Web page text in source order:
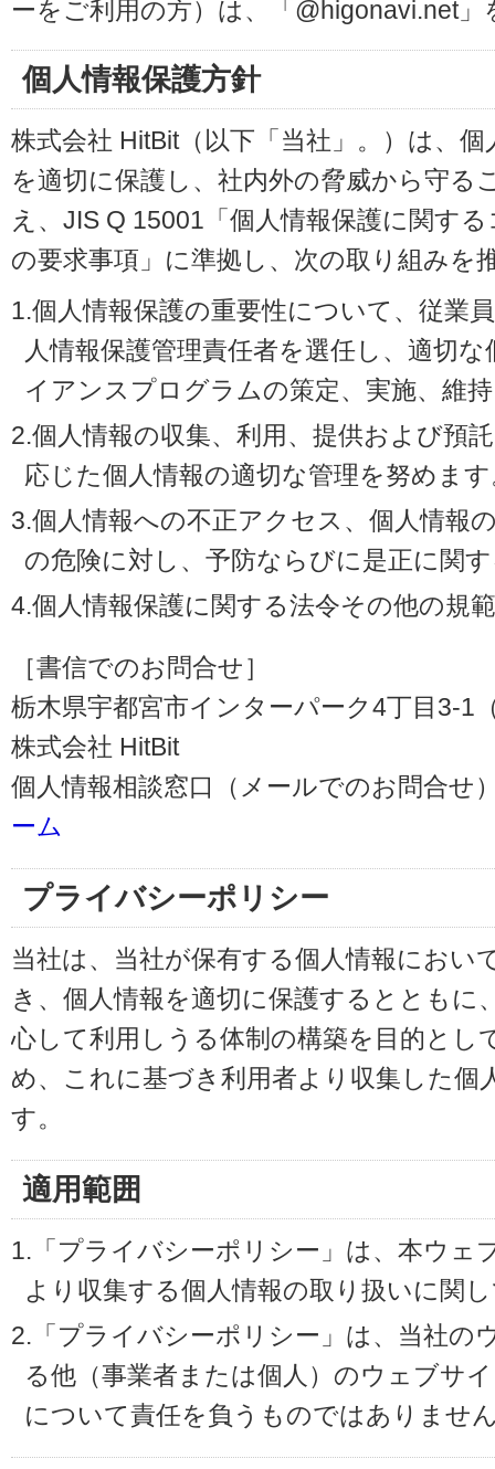
ーをご利用の方）は、「@higonavi.net
個人情報保護方針
株式会社 HitBit（以下「当社」。）は、
を適切に保護し、社内外の脅威から守る
え、JIS Q 15001「個人情報保護に関す
の要求事項」に準拠し、次の取り組みを
1.個人情報保護の重要性について、従業
人情報保護管理責任者を選任し、適切
イアンスプログラムの策定、実施、維
2.個人情報の収集、利用、提供および預
応じた個人情報の適切な管理を努めま
3.個人情報への不正アクセス、個人情報
の危険に対し、予防ならびに是正に関
4.個人情報保護に関する法令その他の規
［書信でのお問合せ］
栃木県宇都宮市インターパーク4丁目3-1
株式会社 HitBit
個人情報相談窓口（メールでのお問合せ
ーム
プライバシーポリシー
当社は、当社が保有する個人情報におい
き、個人情報を適切に保護するとともに
心して利用しうる体制の構築を目的とし
め、これに基づき利用者より収集した個
す。
適用範囲
1.「プライバシーポリシー」は、本ウェ
より収集する個人情報の取り扱いに関
2.「プライバシーポリシー」は、当社の
る他（事業者または個人）のウェブサ
について責任を負うものではありませ